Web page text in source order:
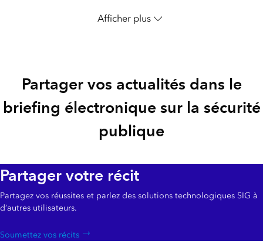
Afficher plus
Partager vos actualités dans le
briefing électronique sur la sécurité
publique
Partager votre récit
Partagez vos réussites et parlez des solutions technologiques SIG à
d’autres utilisateurs.
Soumettez vos récits